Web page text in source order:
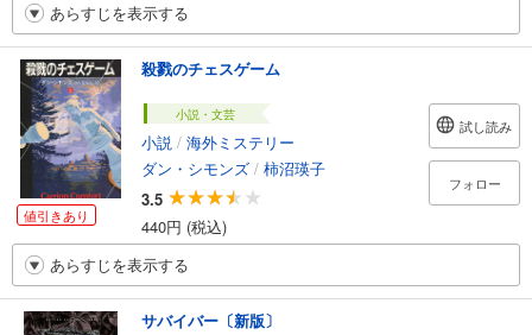
あらすじを表示する
値引きあり
殺戮のチェスゲーム
小説・文芸
小説 / 海外ミステリー
ダン・シモンズ / 柿沼瑛子
3.5
440円 (税込)
試し読み
フォロー
あらすじを表示する
サバイバー〔新版〕